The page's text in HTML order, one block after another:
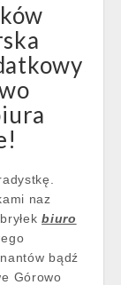
naz
biuro
bądź
Górowo